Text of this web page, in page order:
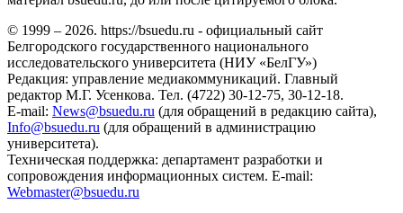
© 1999 – 2026. https://bsuedu.ru - официальный сайт
Белгородского государственного национального
исследовательского университета (НИУ «БелГУ»)
Редакция: управление медиакоммуникаций. Главный
редактор М.Г. Усенкова. Тел. (4722) 30-12-75, 30-12-18.
E-mail: News@bsuedu.ru (для обращений в редакцию сайта),
Info@bsuedu.ru (для обращений в администрацию
университета).
Техническая поддержка: департамент разработки и
сопровождения информационных систем. E-mail:
Webmaster@bsuedu.ru